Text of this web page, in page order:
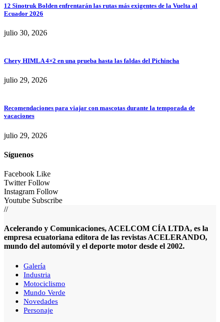
12 Sinotruk Bolden enfrentarán las rutas más exigentes de la Vuelta al
Ecuador 2026
julio 30, 2026
Chery HIMLA 4×2 en una prueba hasta las faldas del Pichincha
julio 29, 2026
Recomendaciones para viajar con mascotas durante la temporada de
vacaciones
julio 29, 2026
Síguenos
Facebook Like
Twitter Follow
Instagram Follow
Youtube Subscribe
//
Acelerando y Comunicaciones, ACELCOM CÍA LTDA, es la
empresa ecuatoriana editora de las revistas ACELERANDO,
mundo del automóvil y el deporte motor desde el 2002.
Galería
Industria
Motociclismo
Mundo Verde
Novedades
Personaje